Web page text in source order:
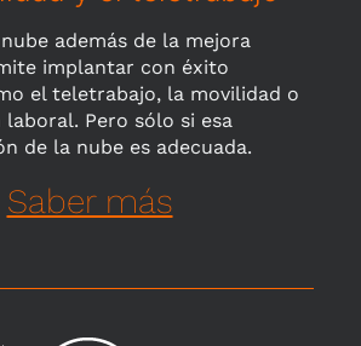
además de la mejora
implantar con éxito
el teletrabajo, la movilidad o
Pero sólo si esa
de la nube es adecuada.
Saber más